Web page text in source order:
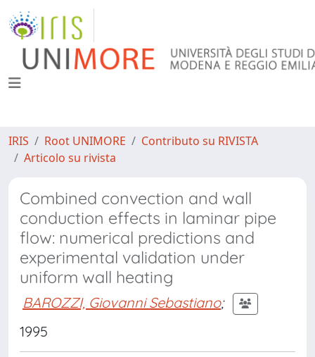
IRIS Root UNIMORE
Contributo su RIVISTA
Articolo su rivista
Combined convection and wall
conduction effects in laminar pipe
flow: numerical predictions and
experimental validation under
uniform wall heating
BAROZZI, Giovanni Sebastiano;
1995